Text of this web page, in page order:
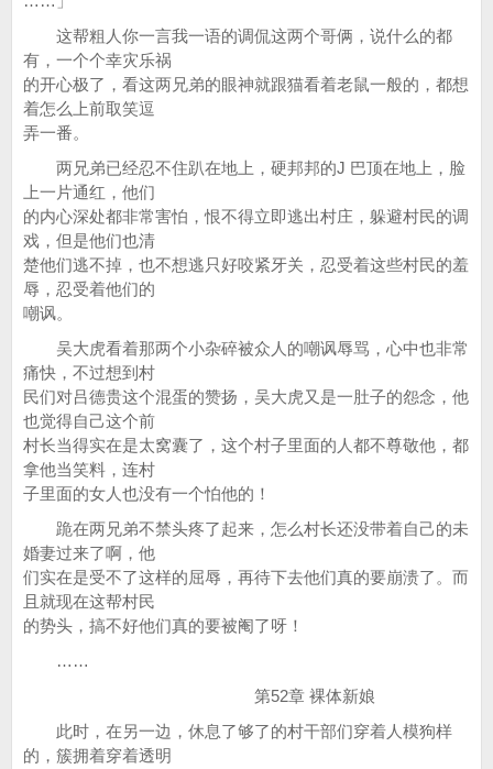
这帮粗人你一言我一语的调侃这两个哥俩，说什么的都
有，一个个幸灾乐祸
的开心极了，看这两兄弟的眼神就跟猫看着老鼠一般的，都想
着怎么上前取笑逗
弄一番。
两兄弟已经忍不住趴在地上，硬邦邦的J 巴顶在地上，脸
上一片通红，他们
的内心深处都非常害怕，恨不得立即逃出村庄，躲避村民的调
戏，但是他们也清
楚他们逃不掉，也不想逃只好咬紧牙关，忍受着这些村民的羞
辱，忍受着他们的
嘲讽。
吴大虎看着那两个小杂碎被众人的嘲讽辱骂，心中也非常
痛快，不过想到村
民们对吕德贵这个混蛋的赞扬，吴大虎又是一肚子的怨念，他
也觉得自己这个前
村长当得实在是太窝囊了，这个村子里面的人都不尊敬他，都
拿他当笑料，连村
子里面的女人也没有一个怕他的！
跪在两兄弟不禁头疼了起来，怎么村长还没带着自己的未
婚妻过来了啊，他
们实在是受不了这样的屈辱，再待下去他们真的要崩溃了。而
且就现在这帮村民
的势头，搞不好他们真的要被阉了呀！
……
第52章 裸体新娘
此时，在另一边，休息了够了的村干部们穿着人模狗样
的，簇拥着穿着透明